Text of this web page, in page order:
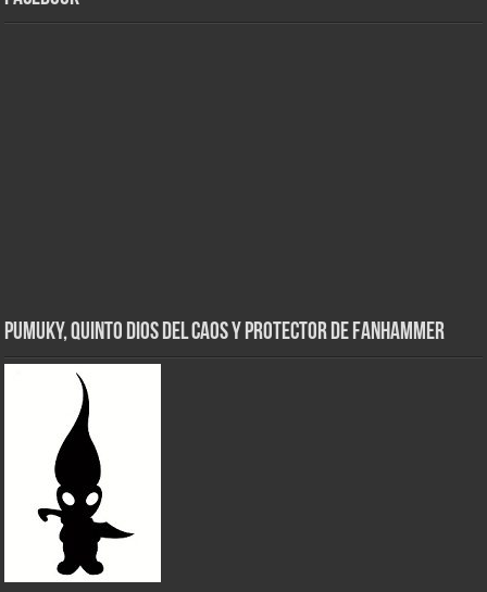
Pumuky, Quinto Dios del Caos y Protector de FanHammer